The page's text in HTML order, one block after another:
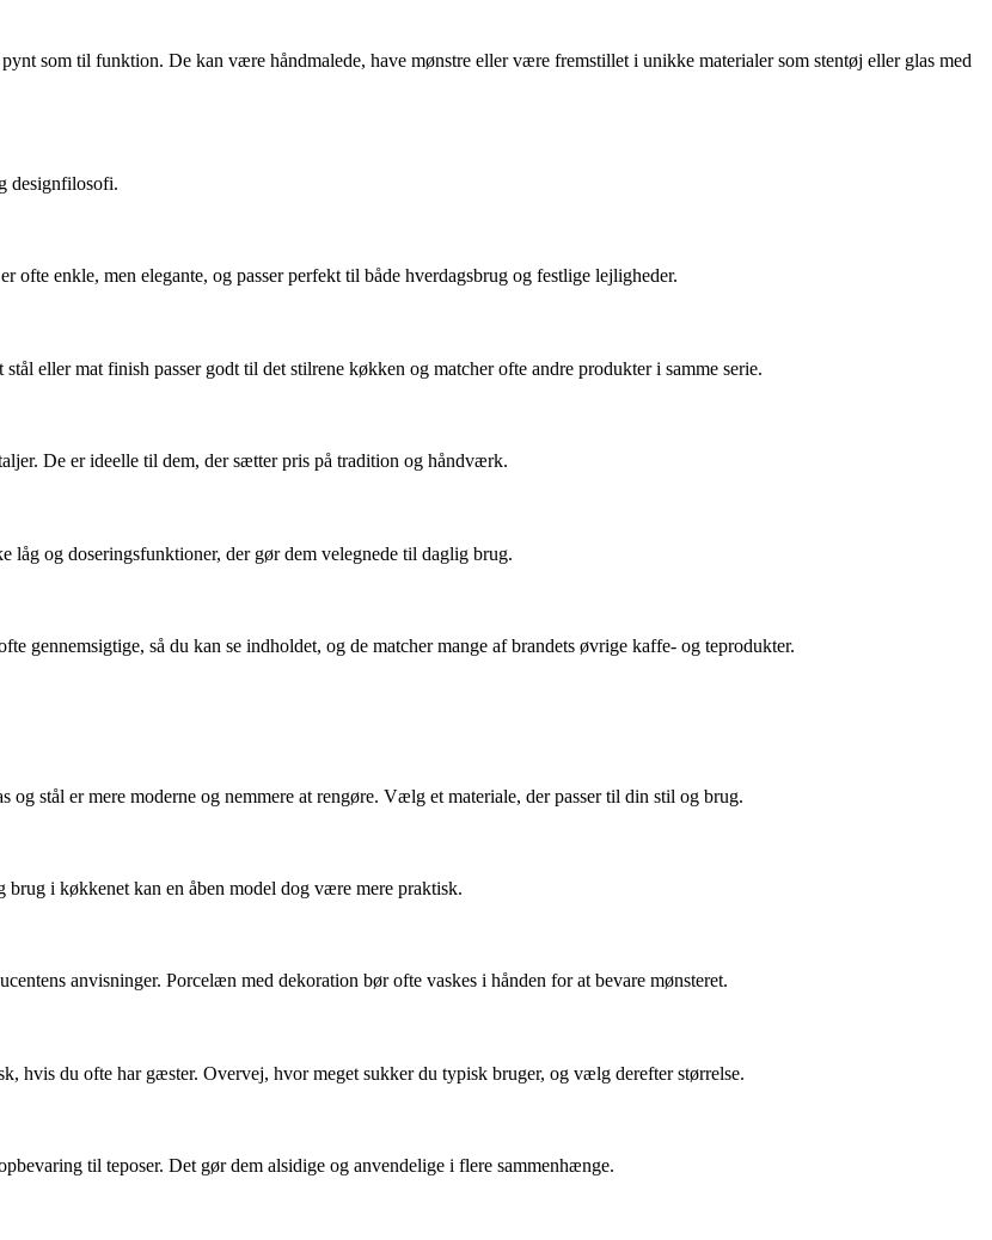
som til funktion. De kan være håndmalede, have mønstre eller være fremstillet i unikke materialer som stentøj eller glas med
designfilosofi.
enkle, men elegante, og passer perfekt til både hverdagsbrug og festlige lejligheder.
eller mat finish passer godt til det stilrene køkken og matcher ofte andre produkter i samme serie.
De er ideelle til dem, der sætter pris på tradition og håndværk.
og doseringsfunktioner, der gør dem velegnede til daglig brug.
gennemsigtige, så du kan se indholdet, og de matcher mange af brandets øvrige kaffe- og teprodukter.
stål er mere moderne og nemmere at rengøre. Vælg et materiale, der passer til din stil og brug.
i køkkenet kan en åben model dog være mere praktisk.
anvisninger. Porcelæn med dekoration bør ofte vaskes i hånden for at bevare mønsteret.
hvis du ofte har gæster. Overvej, hvor meget sukker du typisk bruger, og vælg derefter størrelse.
til teposer. Det gør dem alsidige og anvendelige i flere sammenhænge.